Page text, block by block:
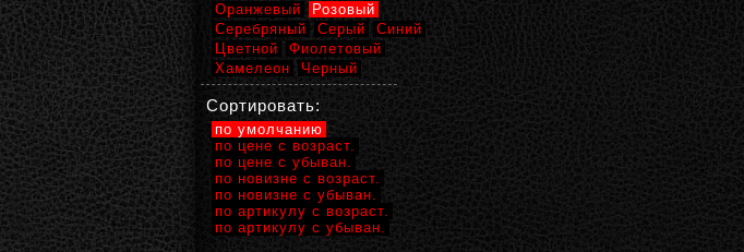
Оранжевый
Розовый
Серебряный
Серый
Синий
Цветной
Фиолетовый
Хамелеон
Черный
Сортировать:
по умолчанию
по цене с возраст.
по цене с убыван.
по новизне с возраст.
по новизне с убыван.
по артикулу с возраст.
по артикулу с убыван.